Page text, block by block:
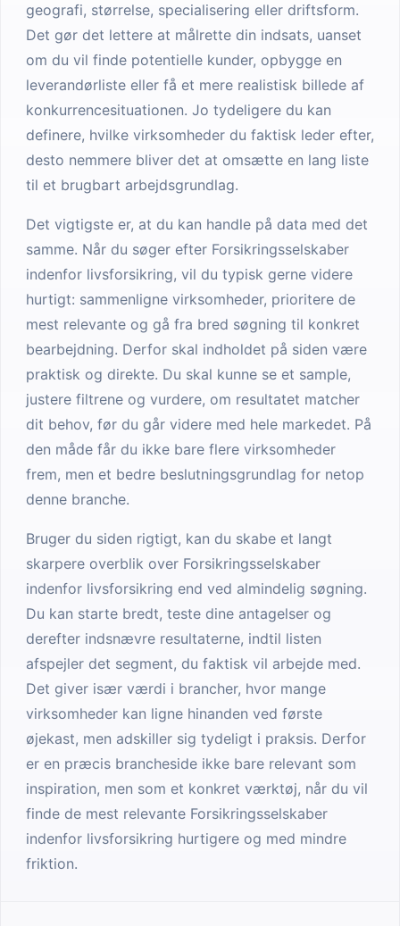
geografi, størrelse, specialisering eller driftsform.
Det gør det lettere at målrette din indsats, uanset
om du vil finde potentielle kunder, opbygge en
leverandørliste eller få et mere realistisk billede af
konkurrencesituationen. Jo tydeligere du kan
definere, hvilke virksomheder du faktisk leder efter,
desto nemmere bliver det at omsætte en lang liste
til et brugbart arbejdsgrundlag.
Det vigtigste er, at du kan handle på data med det
samme. Når du søger efter Forsikringsselskaber
indenfor livsforsikring, vil du typisk gerne videre
hurtigt: sammenligne virksomheder, prioritere de
mest relevante og gå fra bred søgning til konkret
bearbejdning. Derfor skal indholdet på siden være
praktisk og direkte. Du skal kunne se et sample,
justere filtrene og vurdere, om resultatet matcher
dit behov, før du går videre med hele markedet. På
den måde får du ikke bare flere virksomheder
frem, men et bedre beslutningsgrundlag for netop
denne branche.
Bruger du siden rigtigt, kan du skabe et langt
skarpere overblik over Forsikringsselskaber
indenfor livsforsikring end ved almindelig søgning.
Du kan starte bredt, teste dine antagelser og
derefter indsnævre resultaterne, indtil listen
afspejler det segment, du faktisk vil arbejde med.
Det giver især værdi i brancher, hvor mange
virksomheder kan ligne hinanden ved første
øjekast, men adskiller sig tydeligt i praksis. Derfor
er en præcis brancheside ikke bare relevant som
inspiration, men som et konkret værktøj, når du vil
finde de mest relevante Forsikringsselskaber
indenfor livsforsikring hurtigere og med mindre
friktion.